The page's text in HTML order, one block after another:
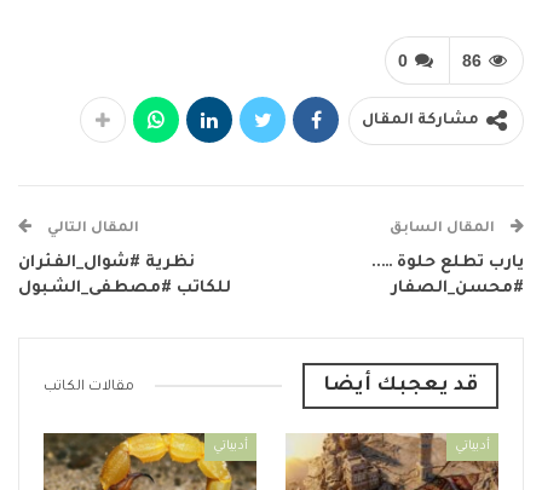
0 86
مشاركة المقال
المقال السابق
يارب تطلع حلوة …..
#محسن_الصفار
المقال التالي
نظرية #شوال_الفئران
للكاتب #مصطفى_الشبول
قد يعجبك أيضا مقالات الكاتب
أدبياتي أدبياتي